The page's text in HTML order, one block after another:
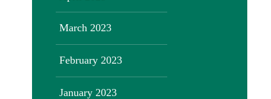
March 2023
February 2023
January 2023